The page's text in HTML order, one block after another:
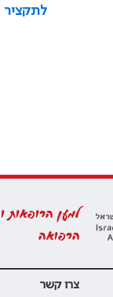
לתקציר
למען הרופאות
הרפואה
צרו קשר